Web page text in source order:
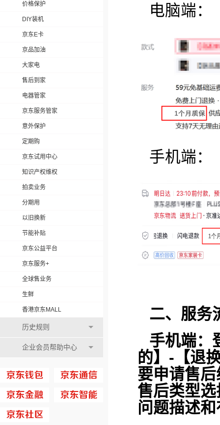
价格保护
DIY装机
京东E卡
京品加油
大家电
售后到家
电器管家
京东服务管家
意外保护
定期购
京东试用中心
知识产权维权
拍卖业务
分期用
以旧换新
节能补贴
京东公益平台
京东服务+
全球售业务
生鲜
香港京东MALL
历史规则
企业会员帮助中心
电脑端：
手机端：
二、服务
手机端：
的】-【退
要申请售
售后类型
问题描述